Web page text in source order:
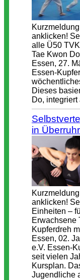
anklicken!
alle Ü50
Tae Kwon
Essen, 27.
Essen-
Dieses
Do,
in
anklicken!
Einheiten –
Erwachsene
Kupferdreh
Essen, 02.
e.V. Essen-
seit vielen
Kursplan.
Jugendliche